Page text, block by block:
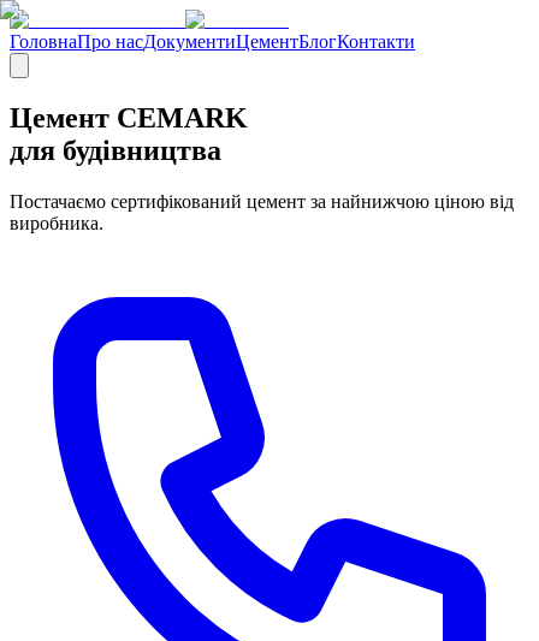
ГоловнаПро насДокументиЦементБлогКонтакти
Цемент CEMARK
для будівництва
Постачаємо сертифікований цемент за найнижчою ціною від
виробника.